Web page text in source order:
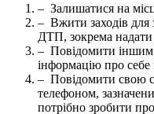
– Залишатися на
– Вжити заходів для
ДТП, зокрема
– Повідомити
інформацію про
– Повідомити свою
телефоном,
потрібно зробити